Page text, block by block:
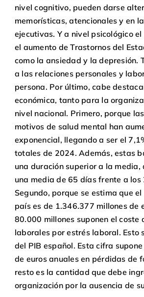
nivel cognitivo, pueden darse
memorísticas, atencionales y en
ejecutivas. Y a nivel psicológico
el aumento deTrastornos del
como la ansiedad y la depresión.
a las relaciones personales y
persona. Por último, cabe
económica, tanto para la
nivel nacional. Primero, porque
motivos de salud mental han
exponencial, llegando a ser el
totales de 2024. Además, estas
una duración superior a la media,
una media de 65 días frente a los
Segundo, porque se estima que
país es de 1.346.377 millones de
80.000 millones suponen el coste
laborales por estrés laboral. Esto
del PIB español. Esta cifra
de euros anuales en pérdidas de
resto es la cantidad que debe
organización por la ausencia de